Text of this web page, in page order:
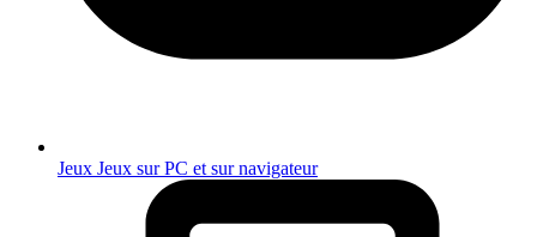
Jeux Jeux sur PC et sur navigateur